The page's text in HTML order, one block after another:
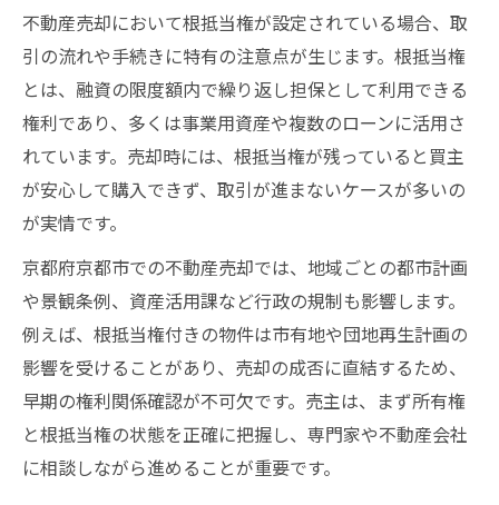
不動産売却において根抵当権が設定されている場合、取
引の流れや手続きに特有の注意点が生じます。根抵当権
とは、融資の限度額内で繰り返し担保として利用できる
権利であり、多くは事業用資産や複数のローンに活用さ
れています。売却時には、根抵当権が残っていると買主
が安心して購入できず、取引が進まないケースが多いの
が実情です。
京都府京都市での不動産売却では、地域ごとの都市計画
や景観条例、資産活用課など行政の規制も影響します。
例えば、根抵当権付きの物件は市有地や団地再生計画の
影響を受けることがあり、売却の成否に直結するため、
早期の権利関係確認が不可欠です。売主は、まず所有権
と根抵当権の状態を正確に把握し、専門家や不動産会社
に相談しながら進めることが重要です。